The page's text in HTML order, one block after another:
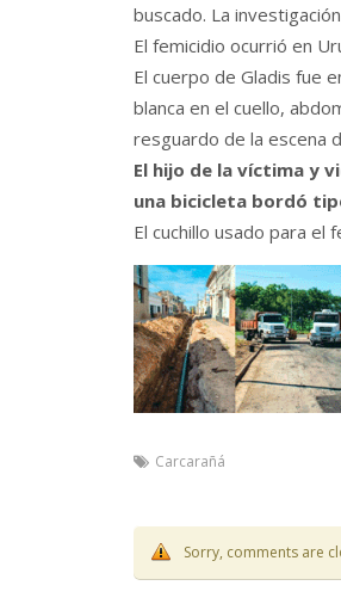
buscado. La
El femicidio ocurrió en
El cuerpo de Gladis fue
blanca en el cuello,
resguardo de la escena
El hijo de la víctima y
una bicicleta bordó
El cuchillo usado para el
Carcarañá
Sorry, comments are